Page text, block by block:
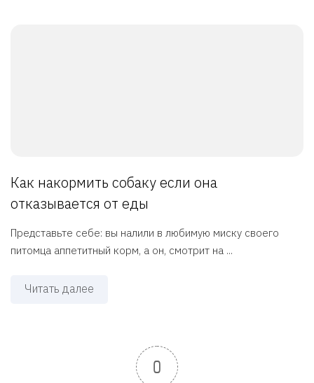
Как накормить собаку если она
отказывается от еды
Представьте себе: вы налили в любимую миску своего
питомца аппетитный корм, а он, смотрит на ...
Читать далее
0